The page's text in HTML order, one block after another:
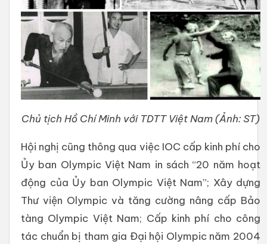
Chủ tịch Hồ Chí Minh với TDTT Việt Nam (Ảnh: ST)
Hội nghị cũng thông qua việc IOC cấp kinh phí cho
Ủy ban Olympic Việt Nam in sách “20 năm hoạt
động của Ủy ban Olympic Việt Nam”; Xây dựng
Thư viện Olympic và tăng cường nâng cấp Bảo
tàng Olympic Việt Nam; Cấp kinh phí cho công
tác chuẩn bị tham gia Đại hội Olympic năm 2004